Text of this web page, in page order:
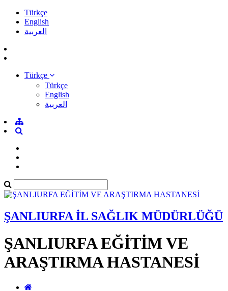
Türkçe
English
العربية
Türkçe
Türkçe
English
العربية
ŞANLIURFA İL SAĞLIK MÜDÜRLÜĞÜ
ŞANLIURFA EĞİTİM VE
ARAŞTIRMA HASTANESİ